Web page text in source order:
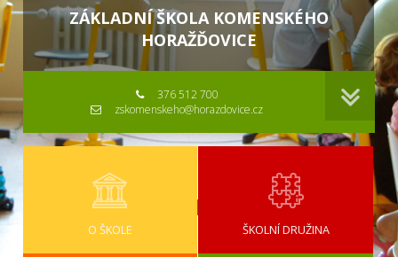
ZÁKLADNÍ ŠKOLA KOMENSKÉHO
HORAŽĎOVICE
376 512 700
zskomenskeho@horazdovice.cz
O ŠKOLE ŠKOLNÍ DRUŽINA